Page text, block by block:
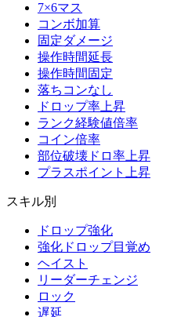
7×6マス
コンボ加算
固定ダメージ
操作時間延長
操作時間固定
落ちコンなし
ドロップ率上昇
ランク経験値倍率
コイン倍率
部位破壊ドロ率上昇
プラスポイント上昇
スキル別
ドロップ強化
強化ドロップ目覚め
ヘイスト
リーダーチェンジ
ロック
遅延